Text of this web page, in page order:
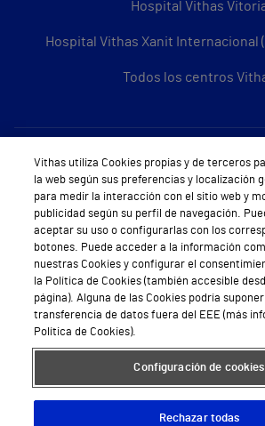
Hospital Vithas
Hospital Vithas Xanit Internacional
Todos los centros
Sobre Vithas
Quiénes somos
Trabajar en Vithas
Teléfono Cita Médica
Teléfono Atención al
Política de seguridad y salud en
Conoce a Supervita
Vithas utiliza Cookies propias y de terceros
la web según sus preferencias y localización
para medir la interacción con el sitio web y
publicidad según su perfil de navegación.
aceptar su uso o configurarlas con los
botones. Puede acceder a la información
nuestras Cookies y configurar el
la Política de Cookies (también accesible
página). Alguna de las Cookies podría
transferencia de datos fuera del EEE (más
Política de Cookies).
Configuración de cookies
Rechazar todas